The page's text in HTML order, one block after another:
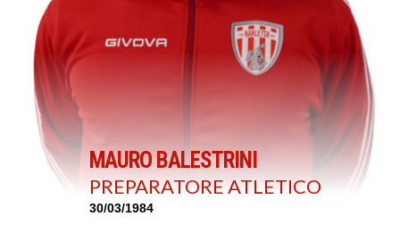
MAURO BALESTRINI
PREPARATORE ATLETICO
30/03/1984